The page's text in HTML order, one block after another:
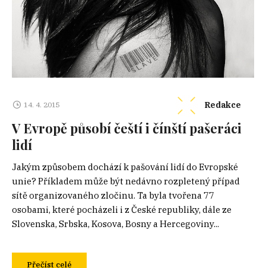
14. 4. 2015 Redakce
V Evropě působí čeští i čínští pašeráci
lidí
Jakým způsobem dochází k pašování lidí do Evropské
unie? Příkladem může být nedávno rozpletený případ
sítě organizovaného zločinu. Ta byla tvořena 77
osobami, které pocházeli i z České republiky, dále ze
Slovenska, Srbska, Kosova, Bosny a Hercegoviny...
Přečíst celé